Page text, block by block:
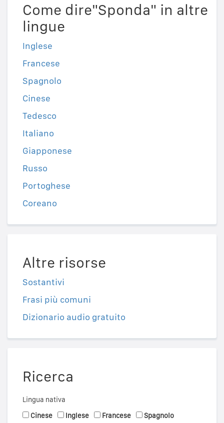
Come dire"Sponda" in altre
lingue
Inglese
Francese
Spagnolo
Cinese
Tedesco
Italiano
Giapponese
Russo
Portoghese
Coreano
Altre risorse
Sostantivi
Frasi più comuni
Dizionario audio gratuito
Ricerca
Lingua nativa
Cinese
Inglese Francese
Spagnolo